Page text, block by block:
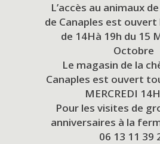
L’accès au animaux
de Canaples est ouvert
de 14Hà 19h du 15
Octobre
Le magasin de la
Canaples est ouvert
MERCREDI
Pour les visites de
anniversaires à la
06 13 11 39